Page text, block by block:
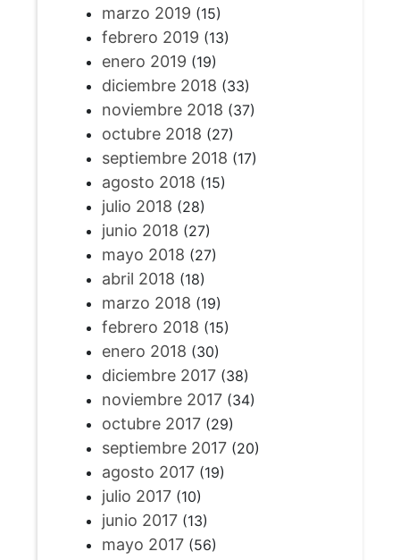
marzo 2019 (15)
febrero 2019 (13)
enero 2019 (19)
diciembre 2018 (33)
noviembre 2018 (37)
octubre 2018 (27)
septiembre 2018 (17)
agosto 2018 (15)
julio 2018 (28)
junio 2018 (27)
mayo 2018 (27)
abril 2018 (18)
marzo 2018 (19)
febrero 2018 (15)
enero 2018 (30)
diciembre 2017(38)
noviembre 2017(34)
octubre 2017(29)
septiembre 2017(20)
agosto 2017(19)
julio 2017(10)
junio 2017(13)
mayo 2017(56)